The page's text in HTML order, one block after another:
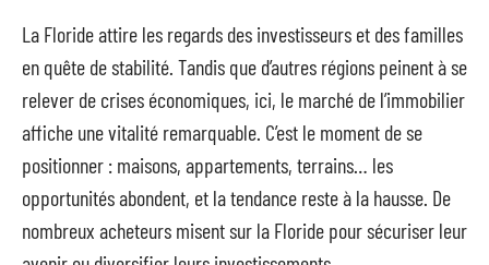
La Floride attire les regards des investisseurs et des familles
en quête de stabilité. Tandis que d’autres régions peinent à se
relever de crises économiques, ici, le marché de l’immobilier
affiche une vitalité remarquable. C’est le moment de se
positionner : maisons, appartements, terrains… les
opportunités abondent, et la tendance reste à la hausse. De
nombreux acheteurs misent sur la Floride pour sécuriser leur